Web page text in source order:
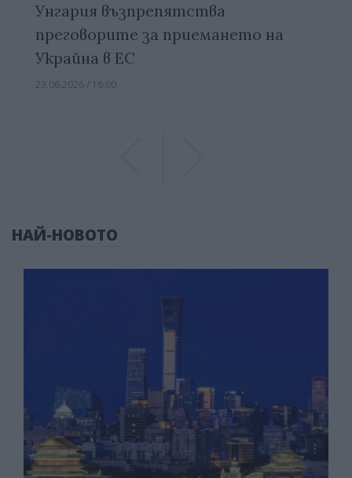
Унгария възпрепятства
преговорите за приемането на
Украйна в ЕС
23.06.2026 / 16:00
НАЙ-НОВОТО